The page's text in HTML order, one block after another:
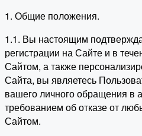
1. Общие положения.
1.1. Вы настоящим
регистрации на Сайте и в
Сайтом, а также
Сайта, вы являетесь
вашего личного обращения в
требованием об отказе от
Сайтом.